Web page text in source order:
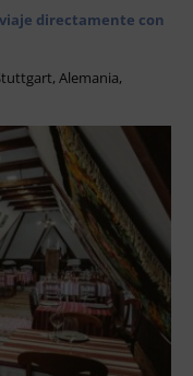
directamente con
Alemania,